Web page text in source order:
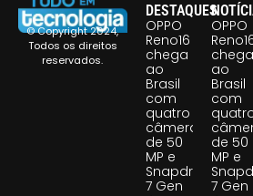
© Copyright 2024,
Todos os direitos
reservados.
DESTAQUES
OPPO
Reno16
chega
ao
Brasil
com
quatro
câmeras
de 50
MP e
Snapdragon
7 Gen
OPPO
chega
ao
Brasil
com
de 50
MP e
7 Gen